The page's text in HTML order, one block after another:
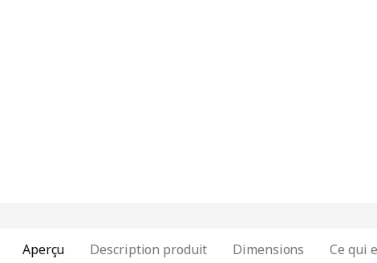
Aperçu Description produit Dimensions Ce qui